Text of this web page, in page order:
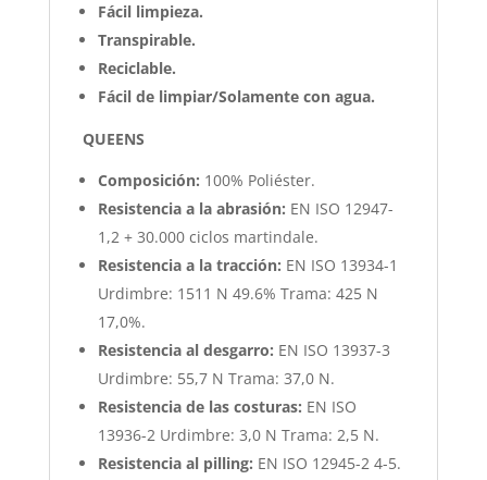
Fácil limpieza.
Transpirable.
Reciclable.
Fácil de limpiar/Solamente con agua.
QUEENS
Composición: 100% Poliéster.
Resistencia a la abrasión: EN ISO 12947-
1,2 + 30.000 ciclos martindale.
Resistencia a la tracción: EN ISO 13934-1
Urdimbre: 1511 N 49.6% Trama: 425 N
17,0%.
Resistencia al desgarro: EN ISO 13937-3
Urdimbre: 55,7 N Trama: 37,0 N.
Resistencia de las costuras: EN ISO
13936-2 Urdimbre: 3,0 N Trama: 2,5 N.
Resistencia al pilling: EN ISO 12945-2 4-5.